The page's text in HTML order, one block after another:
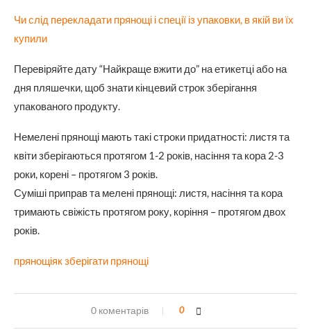
Чи слід перекладати прянощі і спеції із упаковки, в якій ви їх
купили
Перевіряйте дату “Найкраще вжити до” на етикетці або на
дня пляшечки, щоб знати кінцевий строк зберігання
упакованого продукту.
Немелені прянощі мають такі строки придатності: листя та
квіти зберігаються протягом 1-2 років, насіння та кора 2-3
роки, корені – протягом 3 років.
Суміші приправ та мелені прянощі: листя, насіння та кора
тримають свіжість протягом року, коріння – протягом двох
років.
прянощіяк зберігати прянощі
0 коментарів 0